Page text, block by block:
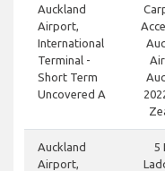
Auckland
Airport,
International
Terminal -
Short Term
Uncovered A
Auckland
Airport,
5